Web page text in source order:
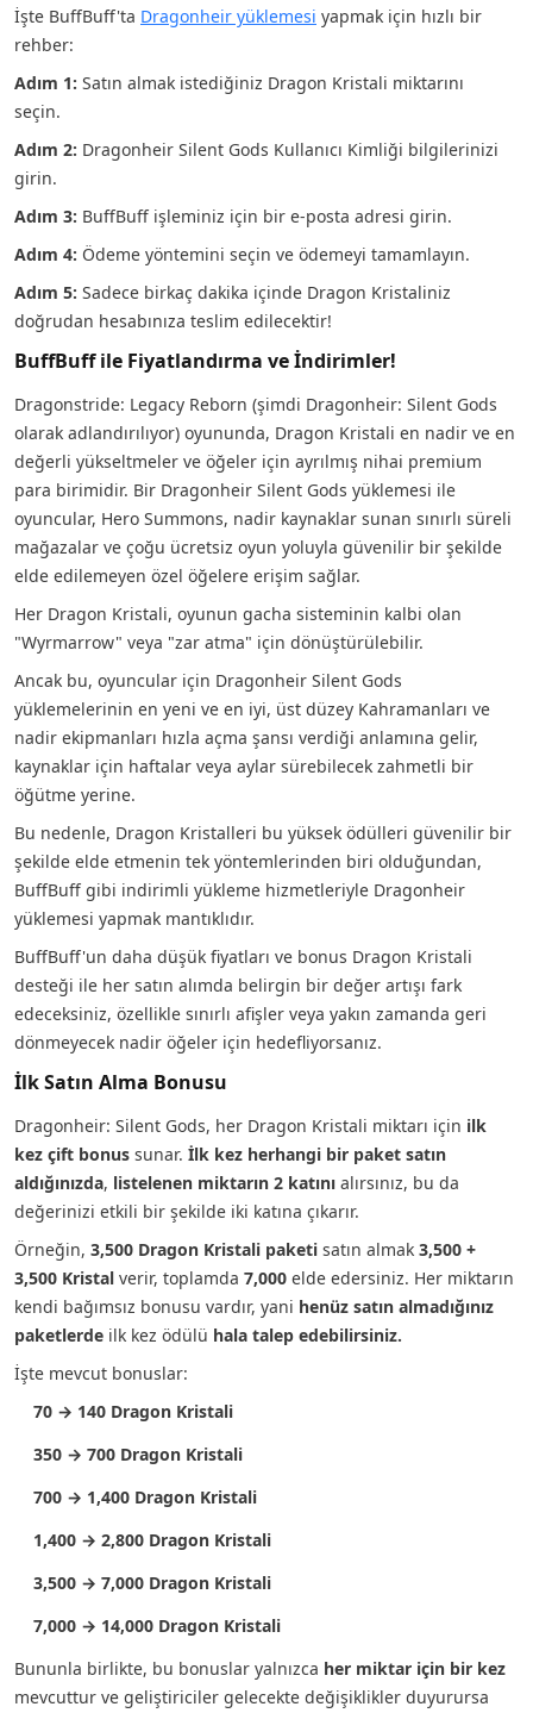
İşte BuffBuff'ta Dragonheir yüklemesi yapmak için hızlı bir
rehber:
Adım 1: Satın almak istediğiniz Dragon Kristali miktarını
seçin.
Adım 2: Dragonheir Silent Gods Kullanıcı Kimliği bilgilerinizi
girin.
Adım 3: BuffBuff işleminiz için bir e-posta adresi girin.
Adım 4: Ödeme yöntemini seçin ve ödemeyi tamamlayın.
Adım 5: Sadece birkaç dakika içinde Dragon Kristaliniz
doğrudan hesabınıza teslim edilecektir!
BuffBuff ile Fiyatlandırma ve İndirimler!
Dragonstride: Legacy Reborn (şimdi Dragonheir: Silent Gods
olarak adlandırılıyor) oyununda, Dragon Kristali en nadir ve en
değerli yükseltmeler ve öğeler için ayrılmış nihai premium
para birimidir. Bir Dragonheir Silent Gods yüklemesi ile
oyuncular, Hero Summons, nadir kaynaklar sunan sınırlı süreli
mağazalar ve çoğu ücretsiz oyun yoluyla güvenilir bir şekilde
elde edilemeyen özel öğelere erişim sağlar.
Her Dragon Kristali, oyunun gacha sisteminin kalbi olan
"Wyrmarrow" veya "zar atma" için dönüştürülebilir.
Ancak bu, oyuncular için Dragonheir Silent Gods
yüklemelerinin en yeni ve en iyi, üst düzey Kahramanları ve
nadir ekipmanları hızla açma şansı verdiği anlamına gelir,
kaynaklar için haftalar veya aylar sürebilecek zahmetli bir
öğütme yerine.
Bu nedenle, Dragon Kristalleri bu yüksek ödülleri güvenilir bir
şekilde elde etmenin tek yöntemlerinden biri olduğundan,
BuffBuff gibi indirimli yükleme hizmetleriyle Dragonheir
yüklemesi yapmak mantıklıdır.
BuffBuff'un daha düşük fiyatları ve bonus Dragon Kristali
desteği ile her satın alımda belirgin bir değer artışı fark
edeceksiniz, özellikle sınırlı afişler veya yakın zamanda geri
dönmeyecek nadir öğeler için hedefliyorsanız.
İlk Satın Alma Bonusu
Dragonheir: Silent Gods, her Dragon Kristali miktarı için ilk
kez çift bonus sunar. İlk kez herhangi bir paket satın
aldığınızda, listelenen miktarın 2 katını alırsınız, bu da
değerinizi etkili bir şekilde iki katına çıkarır.
Örneğin, 3,500 Dragon Kristali paketi satın almak 3,500 +
3,500 Kristal verir, toplamda 7,000 elde edersiniz. Her miktarın
kendi bağımsız bonusu vardır, yani henüz satın almadığınız
paketlerde ilk kez ödülü hala talep edebilirsiniz.
İşte mevcut bonuslar:
70 → 140 Dragon Kristali
350 → 700 Dragon Kristali
700 → 1,400 Dragon Kristali
1,400 → 2,800 Dragon Kristali
3,500 → 7,000 Dragon Kristali
7,000 → 14,000 Dragon Kristali
Bununla birlikte, bu bonuslar yalnızca her miktar için bir kez
mevcuttur ve geliştiriciler gelecekte değişiklikler duyurursa